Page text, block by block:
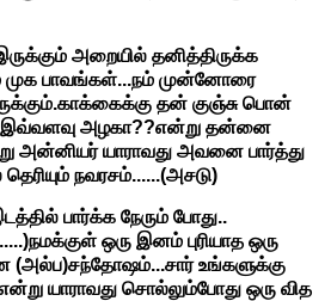
அறையில் தனித்திருக்க
முக பாவங்கள்...நம் முன்னோரை
தன் குஞ்சு பொன்
இவ்வளவு அழகா??என்று தன்னை
அன்னியர் யாராவது அவனை பார்த்து
நவரசம்......(அசடு)
பார்க்க நேரும் போது..
ஒரு இனம் புரியாத ஒரு
(அல்ப)சந்தோஷம்...சார் உங்களுக்கு
யாராவது சொல்லும்போது ஒரு வித